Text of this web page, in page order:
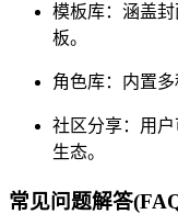
模板库：涵盖
板。
角色库：内置
社区分享：用
生态。
常见问题解答